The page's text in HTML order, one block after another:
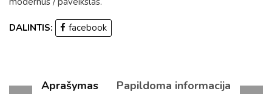
DALINTIS: facebook
Aprašymas Papildoma informacija